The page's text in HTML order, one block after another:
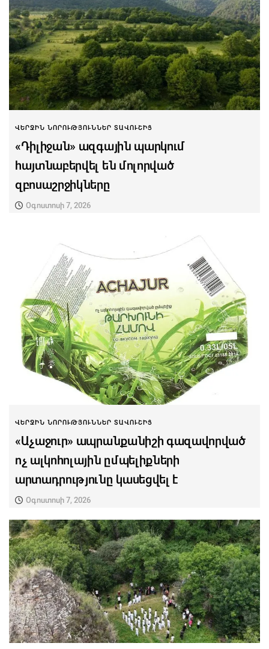
ՎԵՐՋԻՆ ՆՈՐՈՒԹՅՈՒՆՆԵՐ ՏԱՎՈՒՇԻՑ
«Դիլիջան» ազգային պարկում
հայտնաբերվել են մոլորված
զբոսաշրջիկները
Օգոստոսի 7, 2026
ՎԵՐՋԻՆ ՆՈՐՈՒԹՅՈՒՆՆԵՐ ՏԱՎՈՒՇԻՑ
«Աչաջուր» ապրանքանիշի գազավորված
ոչ ալկոհոլային ըմպելիքների
արտադրությունը կասեցվել է
Օգոստոսի 7, 2026